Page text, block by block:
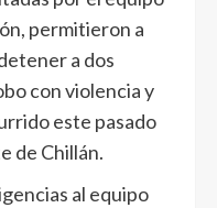
permitieron a
a dos
con violencia y
este pasado
de Chillán.
al equipo